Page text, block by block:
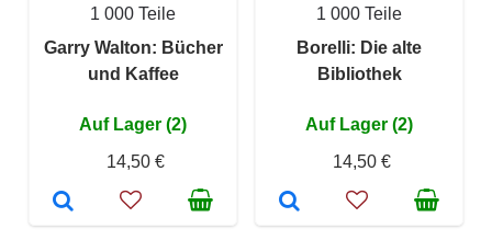
1 000 Teile
Garry Walton: Bücher
und Kaffee
Auf Lager (2)
14,50 €
1 000 Teile
Borelli: Die alte
Bibliothek
Auf Lager (2)
14,50 €